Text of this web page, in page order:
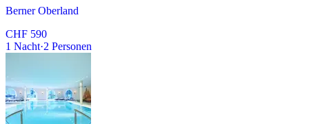
Berner Oberland
CHF 590
1 Nacht·2 Personen